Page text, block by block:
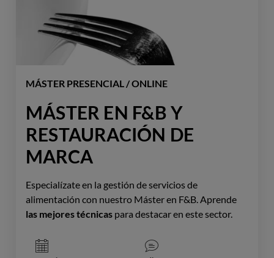
MÁSTER PRESENCIAL / ONLINE
MÁSTER EN F&B Y
RESTAURACIÓN DE
MARCA
Especialízate en la gestión de servicios de
alimentación con nuestro Máster en F&B. Aprende
las mejores técnicas para destacar en este sector.